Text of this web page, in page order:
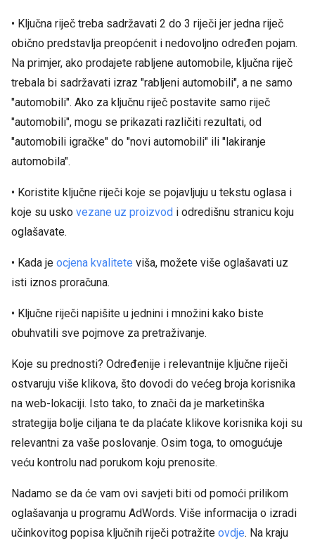
• Ključna riječ treba sadržavati 2 do 3 riječi jer jedna riječ
obično predstavlja preopćenit i nedovoljno određen pojam.
Na primjer, ako prodajete rabljene automobile, ključna riječ
trebala bi sadržavati izraz "rabljeni automobili", a ne samo
"automobili". Ako za ključnu riječ postavite samo riječ
"automobili", mogu se prikazati različiti rezultati, od
"automobili igračke" do "novi automobili" ili "lakiranje
automobila".
• Koristite ključne riječi koje se pojavljuju u tekstu oglasa i
koje su usko vezane uz proizvod i odredišnu stranicu koju
oglašavate.
• Kada je ocjena kvalitete viša, možete više oglašavati uz
isti iznos proračuna.
• Ključne riječi napišite u jednini i množini kako biste
obuhvatili sve pojmove za pretraživanje.
Koje su prednosti? Određenije i relevantnije ključne riječi
ostvaruju više klikova, što dovodi do većeg broja korisnika
na web-lokaciji. Isto tako, to znači da je marketinška
strategija bolje ciljana te da plaćate klikove korisnika koji su
relevantni za vaše poslovanje. Osim toga, to omogućuje
veću kontrolu nad porukom koju prenosite.
Nadamo se da će vam ovi savjeti biti od pomoći prilikom
oglašavanja u programu AdWords. Više informacija o izradi
učinkovitog popisa ključnih riječi potražite ovdje. Na kraju